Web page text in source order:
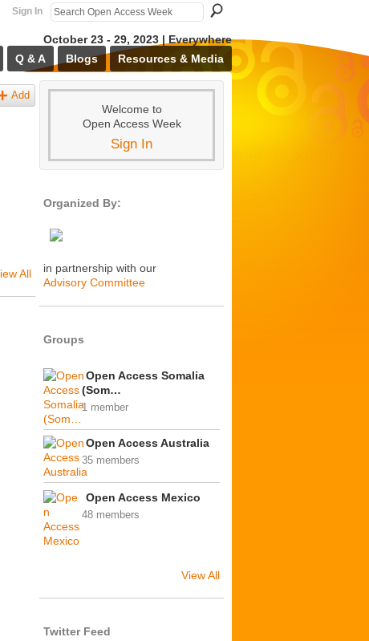
Sign In
October 23 - 29, 2023 | Everywhere
Q & A Blogs Resources & Media
Add
All
Welcome to
Open Access Week
Sign In
Organized By:
in partnership with our
Advisory Committee
Groups
Open Access Somalia
(Som…
1 member
Open Access Australia
35 members
Open Access Mexico
48 members
View All
Twitter Feed